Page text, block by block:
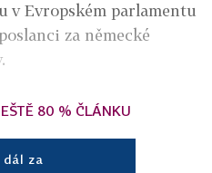
v Evropském parlamentu
za německé
80 % ČLÁNKU
za